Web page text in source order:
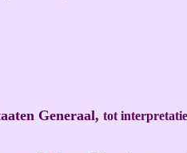
Generaal, tot